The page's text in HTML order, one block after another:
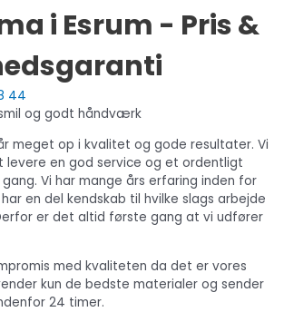
i Esrum - Pris &
44
og godt håndværk
meget op i kvalitet og gode resultater. Vi
en god service og et ordentligt
Vi har mange års erfaring inden for
en del kendskab til hvilke slags arbejde
er det altid første gang at vi udfører
med kvaliteten da det er vores
kun de bedste materialer og sender
24 timer.